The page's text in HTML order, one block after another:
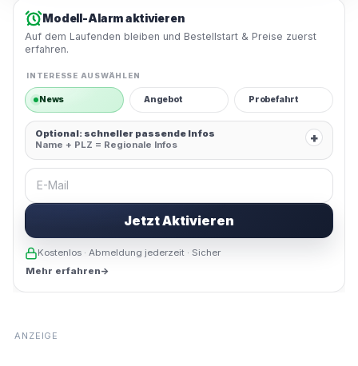
Modell-Alarm aktivieren
Auf dem Laufenden bleiben und Bestellstart & Preise zuerst
erfahren.
INTERESSE AUSWÄHLEN
News Angebot Probefahrt
Optional: schneller passende Infos
Name + PLZ = Regionale Infos
+
E-Mail
Jetzt Aktivieren
Kostenlos · Abmeldung jederzeit · Sicher
Mehr erfahren→